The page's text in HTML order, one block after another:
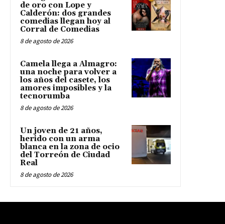
de oro con Lope y
Calderón: dos grandes
comedias llegan hoy al
Corral de Comedias
8 de agosto de 2026
Camela llega a Almagro:
una noche para volver a
los años del casete, los
amores imposibles y la
tecnorumba
8 de agosto de 2026
Un joven de 21 años,
herido con un arma
blanca en la zona de ocio
del Torreón de Ciudad
Real
8 de agosto de 2026